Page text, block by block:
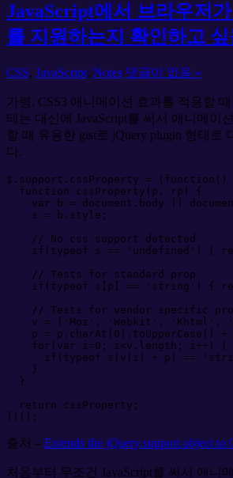
JavaScript에서 브라우저
를 지원하는지 확인하고 싶
CSS, JavaScript, Notes 댓글이 없음 »
가령, CSS3 애니메이션 효과를 적용할
테는 대신에 JavaScript를 써서 애니메이
할 때 유용한 gist로 jQuery plugin 형태로
다.
$ . support . cssProperty = ( function ( )
function
cssProperty ( p , rp )
{
var b = document . body
s = b . style ;
// No css support detected
if ( typeof s == ' undefined ' ) {
// Tests for standard prop
if ( typeof s p == ' string ' ) {
// Tests for vendor specific
v = ' Moz ' , ' Webkit ' , ' Khtml ' , '
p = p . charAt ( 0 ) . toUpperCase ( ) +
for ( var i =0 ; i <v . length ; i ++ )
{
if ( typeof s v i + p == '
}
}
return cssProperty ;
} ) ( ) ;
출처 – Extends the jQuery.support object to
처음부터 무조건 JavaScript를 써서 애니